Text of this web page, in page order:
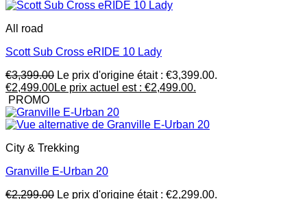
All road
Scott Sub Cross eRIDE 10 Lady
€3,399.00 Le prix d'origine était : €3,399.00.
€2,499.00Le prix actuel est : €2,499.00.
PROMO
City & Trekking
Granville E-Urban 20
€2,299.00 Le prix d'origine était : €2,299.00.